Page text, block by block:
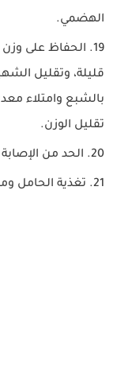
الهضمي.
الحفاظ على وزن
قليلة، وتقليل
بالشبع وامتلاء
تقليل الوزن.
الحد من
تغذية الحامل